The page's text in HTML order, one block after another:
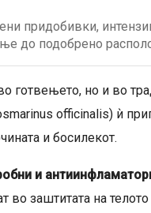
придобивки,
до подобрено
готвењето, но и во
officinalis) ѝ
и босилекот.
и
во заштитата на